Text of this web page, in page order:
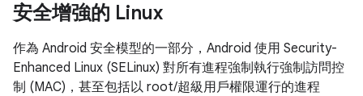
安全增強的 Linux
作為 Android 安全模型的一部分，Android 使用 Security-
Enhanced Linux (SELinux) 對所有進程強制執行強制訪問控
制 (MAC)，甚至包括以 root/超級用戶權限運行的進程